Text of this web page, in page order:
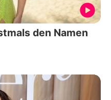
den Namen